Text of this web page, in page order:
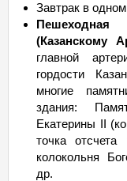
Завтрак в
(Казанскому
главной
гордости
многие
здания:
Екатерины II
точка
колокольня
др.